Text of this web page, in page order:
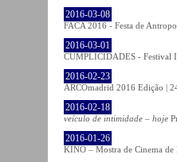
2016-03-08
FACA 2016 - Festa de
2016-03-01
CUMPLICIDADES - Festival
2016-02-23
ARCOmadrid 2016 Edição |
2016-02-18
veículo de intimidade – hoje
2016-01-26
KINO – Mostra de Cinema de